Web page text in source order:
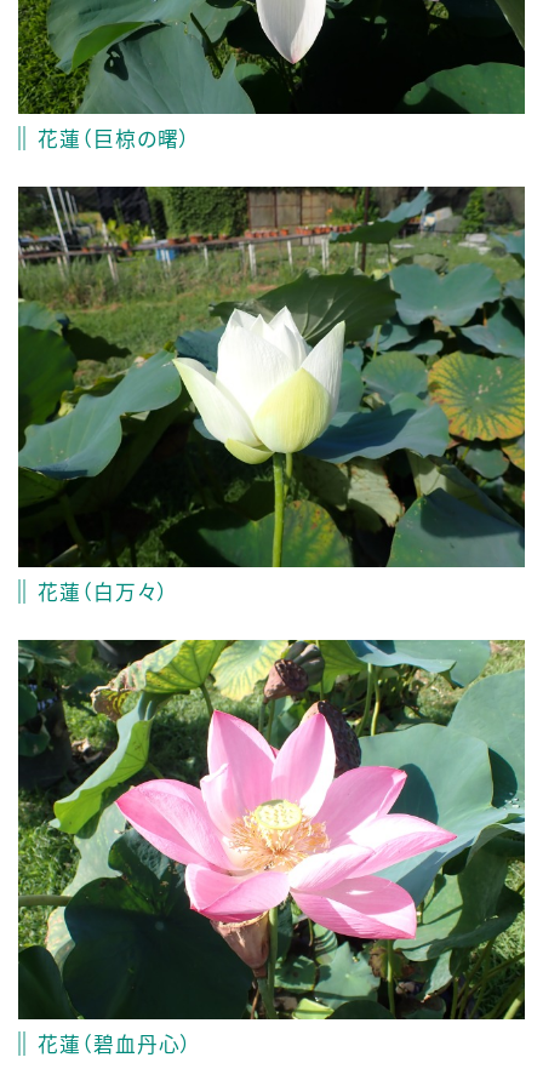
花蓮（巨椋の曙）
花蓮（白万々）
花蓮（碧血丹心）